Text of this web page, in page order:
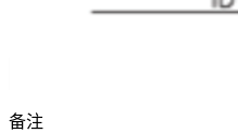
备注